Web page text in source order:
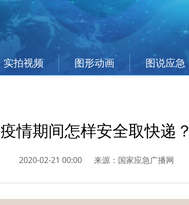
实拍视频 图形动画 图说应急
疫情期间怎样安全取快递？
2020-02-21 00:00 来源： 国家应急广播网